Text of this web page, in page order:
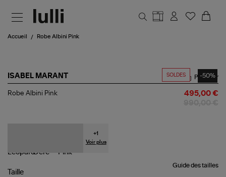
Accueil Robe Albini Pink
SOLDES -50%
ISABEL MARANT
Robe
Partager
Robe Albini Pink 495,00 €
+1
Voir plus
Guide des tailles
Taille